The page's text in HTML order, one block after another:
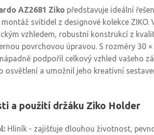
AZ2681 Ziko představuje ideální
svítidel z designové kolekce ZIKO.
vzhledem, robustní konstrukcí z
povrchovou úpravou. S rozměry 30
podpořil celkový vzhled vašeho
osvětlení a umožnil jeho kreativní
a použití držáku Ziko Holder
Hliník - zajišťuje dlouhou životnost,